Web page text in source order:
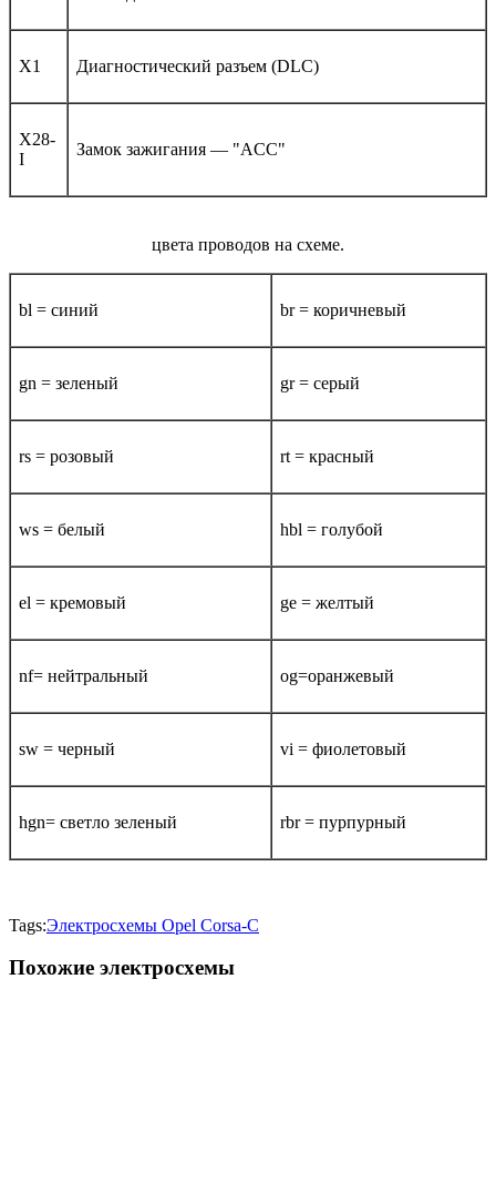
X1 Диагностический разъем (DLC)
X28-
I
Замок зажигания — "ACC"
цвета проводов на схеме.
bl = синий br = коричневый
gn = зеленый gr = серый
rs = розовый rt = красный
ws = белый hbl = голубой
el = кремовый ge = желтый
nf= нейтральный og=оранжевый
sw = черный vi = фиолетовый
hgn= светло зеленый rbr = пурпурный
Tags:Электросхемы Opel Corsa-С
Похожие электросхемы